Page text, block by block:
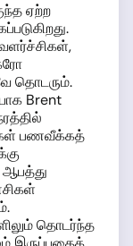
ஏற்ற
தொடரும்.
Brent
பணவீக்கத்
ஆபத்து
தொடர்ந்த